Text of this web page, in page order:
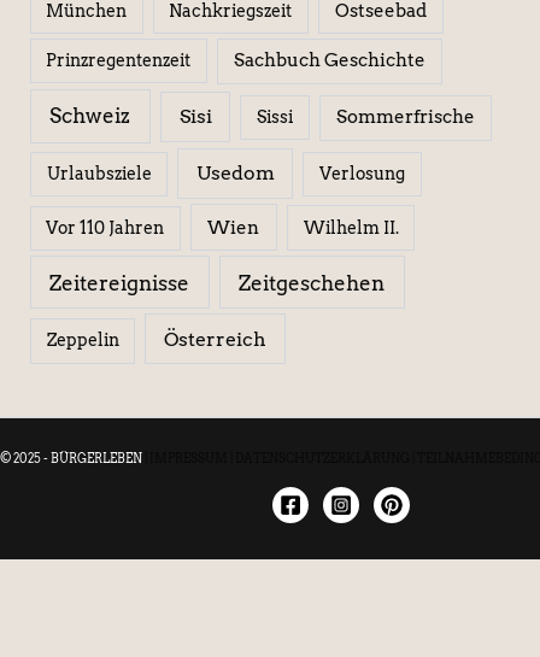
München Nachkriegszeit Ostseebad
Prinzregentenzeit Sachbuch Geschichte
Schweiz Sisi Sissi Sommerfrische
Urlaubsziele Usedom Verlosung
Vor 110 Jahren Wien Wilhelm II.
Zeitereignisse Zeitgeschehen
Zeppelin Österreich
© 2025 - BÜRGERLEBEN